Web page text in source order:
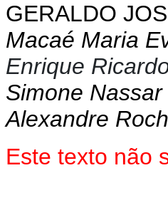
GERALDO
Macaé Maria
Enrique
Simone Nassar
Alexandre
Este texto não